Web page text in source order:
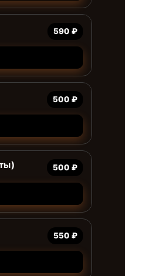
590 ₽
500 ₽
500 ₽
550 ₽